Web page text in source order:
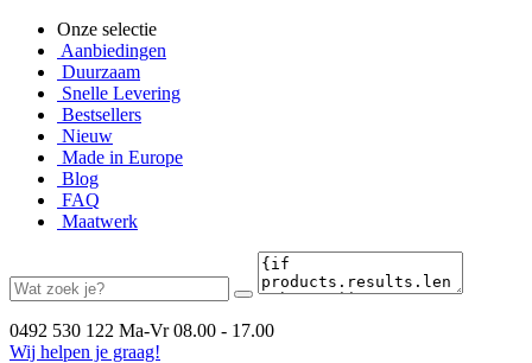
Onze selectie
Aanbiedingen
Duurzaam
Snelle Levering
Bestsellers
Nieuw
Made in Europe
Blog
FAQ
Maatwerk
0492 530 122 Ma-Vr 08.00 - 17.00
Wij helpen je graag!